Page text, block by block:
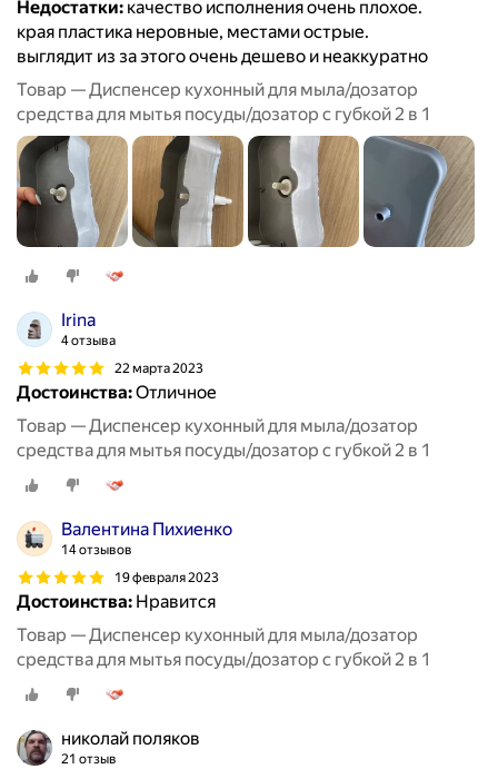
Недостатки: качество исполнения очень плохое.
края пластика неровные, местами острые.
выглядит из за этого очень дешево и неаккуратно
Товар — Диспенсер кухонный для мыла/дозатор
средства для мытья посуды/дозатор с губкой 2 в 1
Irina
4 отзыва
22 марта 2023
Достоинства:Отличное
Товар — Диспенсер кухонный для мыла/дозатор
средства для мытья посуды/дозатор с губкой 2 в 1
Валентина Пихиенко
14 отзывов
19 февраля 2023
Достоинства: Нравится
Товар — Диспенсер кухонный для мыла/дозатор
средства для мытья посуды/дозатор с губкой 2 в 1
николай поляков
21 отзыв